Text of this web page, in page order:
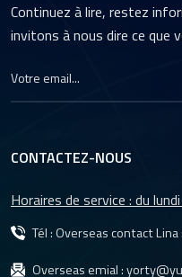
Continuez à lire, restez
invitons à nous dire ce que
CONTACTEZ-NOUS
Horaires de service : du
Tél : Overseas contact Lina :
Overseas emial :